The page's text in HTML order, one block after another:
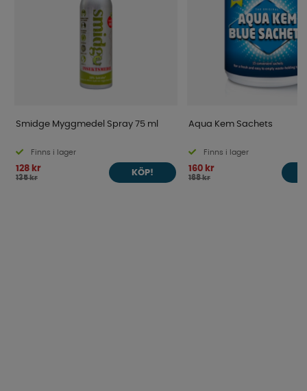
Smidge Myggmedel Spray 75 ml
Finns i lager
128 kr
135 kr
KÖP!
Aqua Kem Sachets
Finns i lager
160 kr
168 kr